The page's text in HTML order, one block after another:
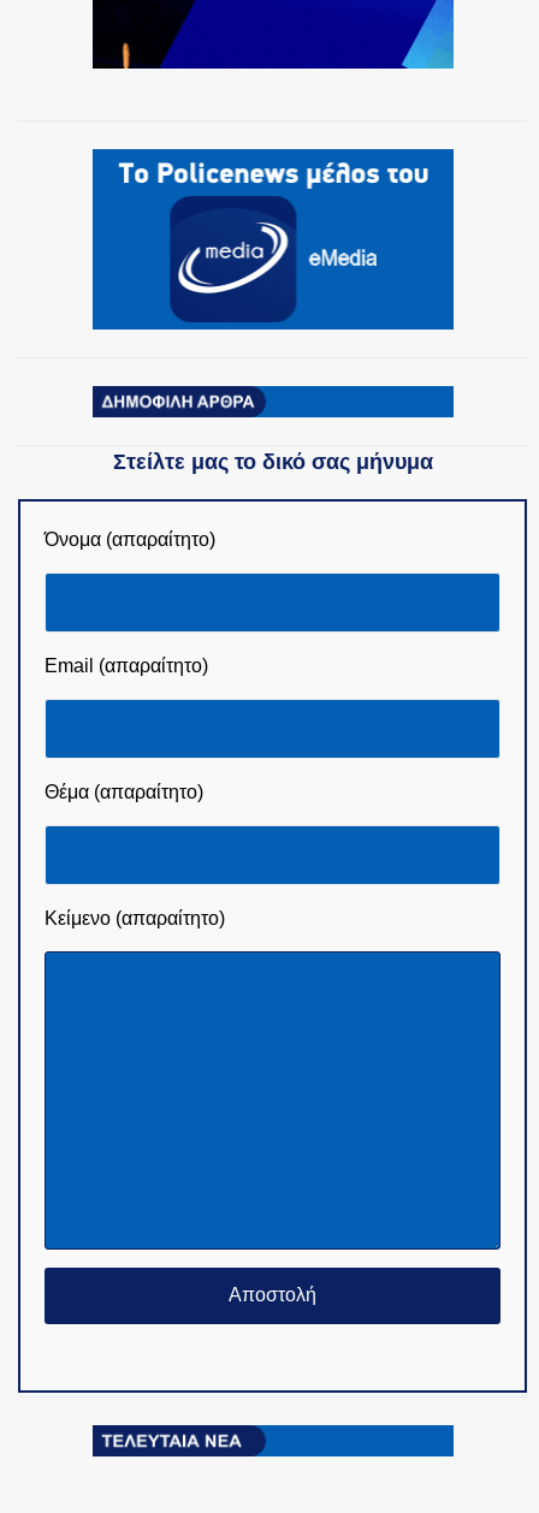
Στείλτε μας το δικό σας μήνυμα
Όνομα (απαραίτητο)
Email (απαραίτητο)
Θέμα (απαραίτητο)
Κείμενο (απαραίτητο)